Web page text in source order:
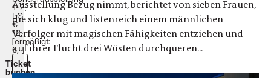
1+2,
EG
€
12,-
[ermäßigt:
6,-]
Ticket
buchen
Ausstellung Bezug nimmt, berichtet von sieben Frauen,
die sich klug und listenreich einem männlichen
Verfolger mit magischen Fähigkeiten entziehen und
auf ihrer Flucht drei Wüsten durchqueren...